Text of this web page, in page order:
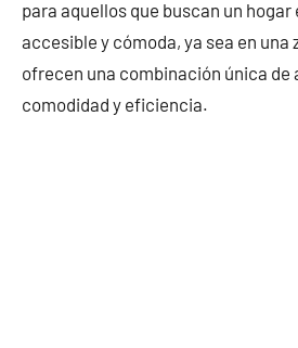
para aquellos que buscan un
accesible y cómoda, ya sea en una
ofrecen una combinación única de
comodidad y eficiencia.